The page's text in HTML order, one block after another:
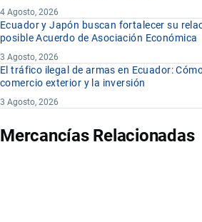
4 Agosto, 2026
Ecuador y Japón buscan fortalecer su
posible Acuerdo de Asociación Económica
3 Agosto, 2026
El tráfico ilegal de armas en Ecuador:
comercio exterior y la inversión
3 Agosto, 2026
Mercancías Relacionadas